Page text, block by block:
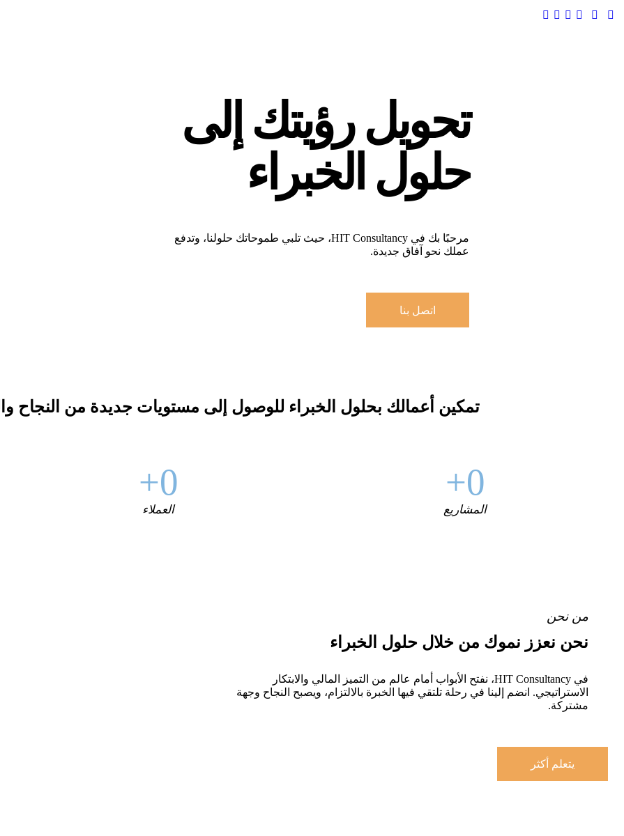
تحويل رؤيتك إلى
حلول الخبراء
مرحبًا بك في HIT Consultancy، حيث تلبي طموحاتك حلولنا، وتدفع
عملك نحو آفاق جديدة.
اتصل بنا
تمكين أعمالك بحلول الخبراء للوصول إلى مستويات جديدة من النجاح
0+
المشاريع
0+
العملاء
من نحن
نحن نعزز نموك من خلال حلول الخبراء
في HIT Consultancy، نفتح الأبواب أمام عالم من التميز المالي والابتكار
الاستراتيجي. انضم إلينا في رحلة تلتقي فيها الخبرة بالالتزام، ويصبح النجاح وجهة
مشتركة.
يتعلم أكثر